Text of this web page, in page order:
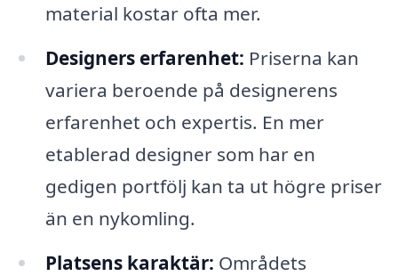
material kostar ofta mer.
Designers erfarenhet: Priserna kan
variera beroende på designerens
erfarenhet och expertis. En mer
etablerad designer som har en
gedigen portfölj kan ta ut högre priser
än en nykomling.
Platsens karaktär: Områdets